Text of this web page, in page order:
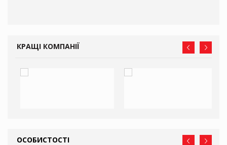
КРАЩІ КОМПАНІЇ
ОСОБИСТОСТІ